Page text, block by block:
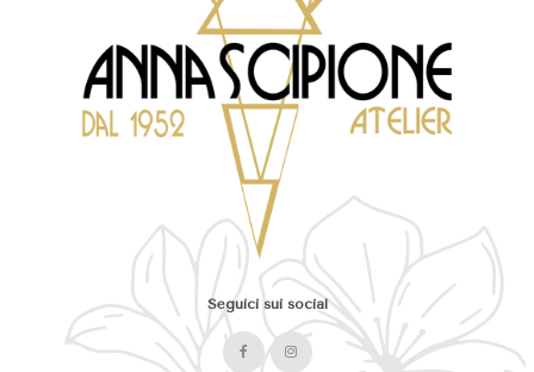
Seguici sui social